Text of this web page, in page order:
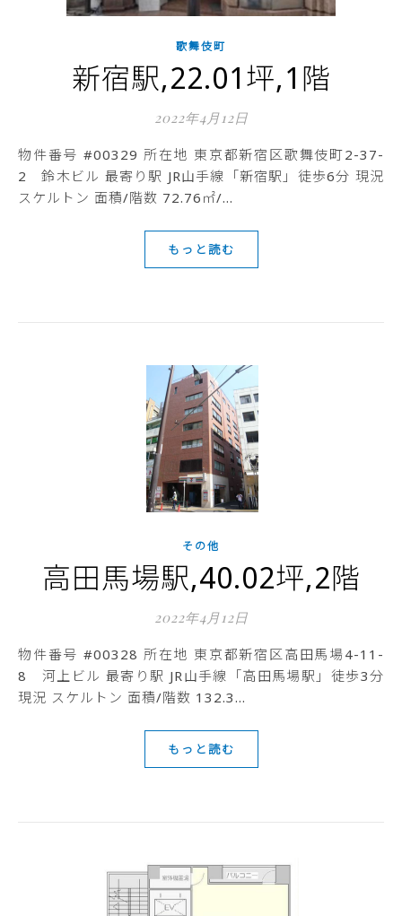
歌舞伎町
新宿駅,22.01坪,1階
2022年4月12日
物件番号 #00329 所在地 東京都新宿区歌舞伎町2-37-
2 鈴木ビル 最寄り駅 JR山手線「新宿駅」徒歩6分 現況
スケルトン 面積/階数 72.76㎡/…
もっと読む
その他
高田馬場駅,40.02坪,2階
2022年4月12日
物件番号 #00328 所在地 東京都新宿区高田馬場4-11-
8 河上ビル 最寄り駅 JR山手線「高田馬場駅」徒歩3分
現況 スケルトン 面積/階数 132.3…
もっと読む